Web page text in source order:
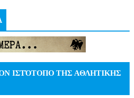
ΙΣΤΌΤΟΠΟ ΤΗΣ ΑΘΛΗΤΙΚΗΣ